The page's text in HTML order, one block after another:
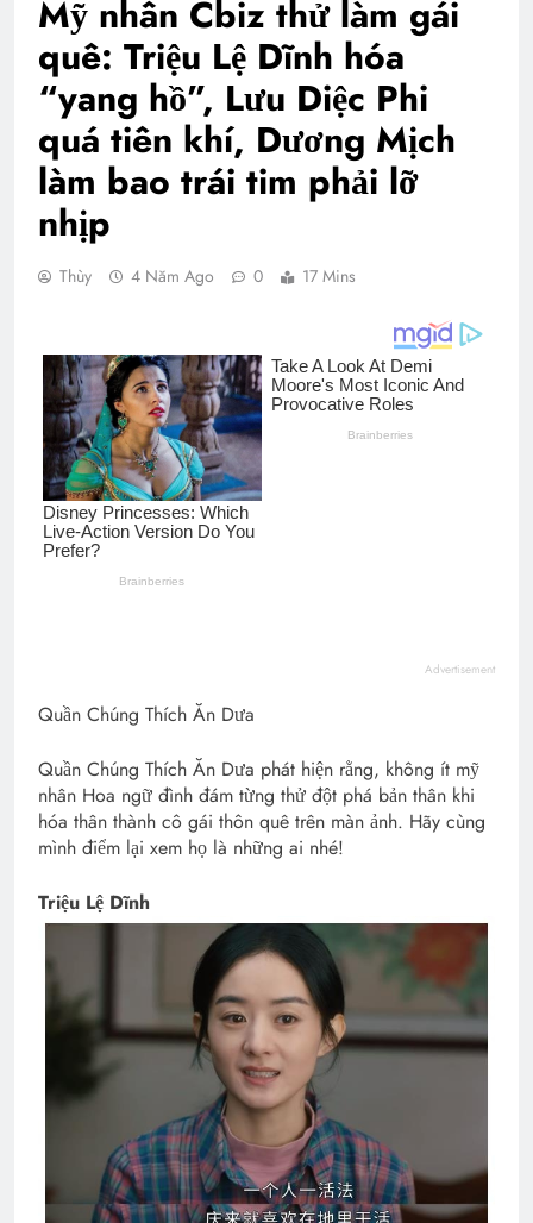
Mỹ nhân Cbiz thử làm gái
quê: Triệu Lệ Dĩnh hóa
“yang hồ”, Lưu Diệc Phi
quá tiên khí, Dương Mịch
làm bao trái tim phải lỡ
nhịp
Thùy 4 Năm Ago 0 17 Mins
Advertisement
Quần Chúng Thích Ăn Dưa
Quần Chúng Thích Ăn Dưa phát hiện rằng, không ít mỹ
nhân Hoa ngữ đình đám từng thử đột phá bản thân khi
hóa thân thành cô gái thôn quê trên màn ảnh. Hãy cùng
mình điểm lại xem họ là những ai nhé!
Triệu Lệ Dĩnh